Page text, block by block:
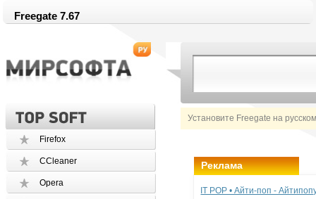
Freegate 7.67
Установите Freegate на
Firefox
CCleaner
Opera
Реклама
IT POP • Айти-поп -